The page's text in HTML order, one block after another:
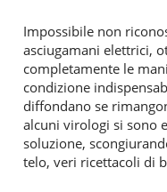
Impossibile non
asciugamani elettrici,
completamente le
condizione
diffondano se
alcuni virologi si sono
soluzione,
telo, veri ricettacoli di